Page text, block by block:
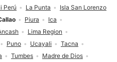
Piura
Ica
Lima Region
Puno Ucayali
Tacna
Tumbes
Madre de Dios
Perú La Punta Isla San Lorenzo